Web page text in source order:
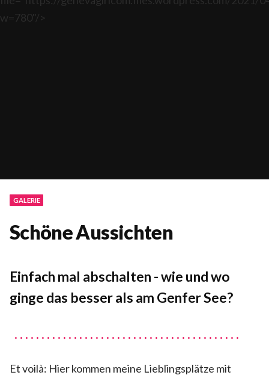
w=780"/>
GALERIE
Schöne Aussichten
.
A
p
r
2
Einfach mal abschalten - wie und wo
ginge das besser als am Genfer See?
Et voilà: Hier kommen meine Lieblingsplätze mit